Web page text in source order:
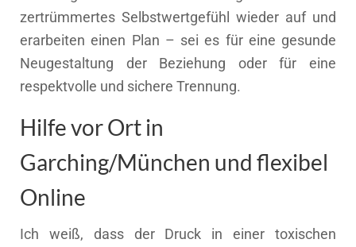
zertrümmertes Selbstwertgefühl wieder auf und
erarbeiten einen Plan – sei es für eine gesunde
Neugestaltung der Beziehung oder für eine
respektvolle und sichere Trennung.
Hilfe vor Ort in
Garching/München und flexibel
Online
Ich weiß, dass der Druck in einer toxischen